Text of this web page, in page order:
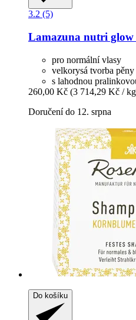
3.2 (5)
Lamazuna nutri glow
pro normální vlasy
velkorysá tvorba pěny
s lahodnou
260,00 Kč (3 714,29 Kč /
Doručení do 12. srpna
Do košíku